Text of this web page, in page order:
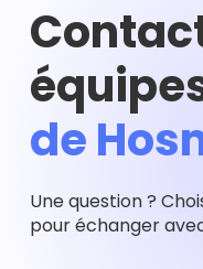
de
Une question ?
pour échanger